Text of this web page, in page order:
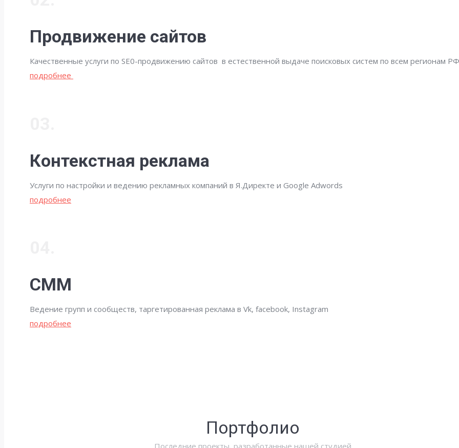
Продвижение сайтов
Качественные услуги по SE0-продвижению сайтов в естественной выдаче поисковых систем по всем регионам РФ
подробнее
Контекстная реклама
Услуги по настройки и ведению рекламных компаний в Я.Директе и Google Adwords
подробнее
СММ
Ведение групп и сообществ, таргетированная реклама в Vk, facebook, Instagram
подробнее
Портфолио